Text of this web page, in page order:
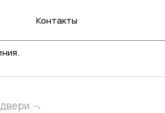
Контакты